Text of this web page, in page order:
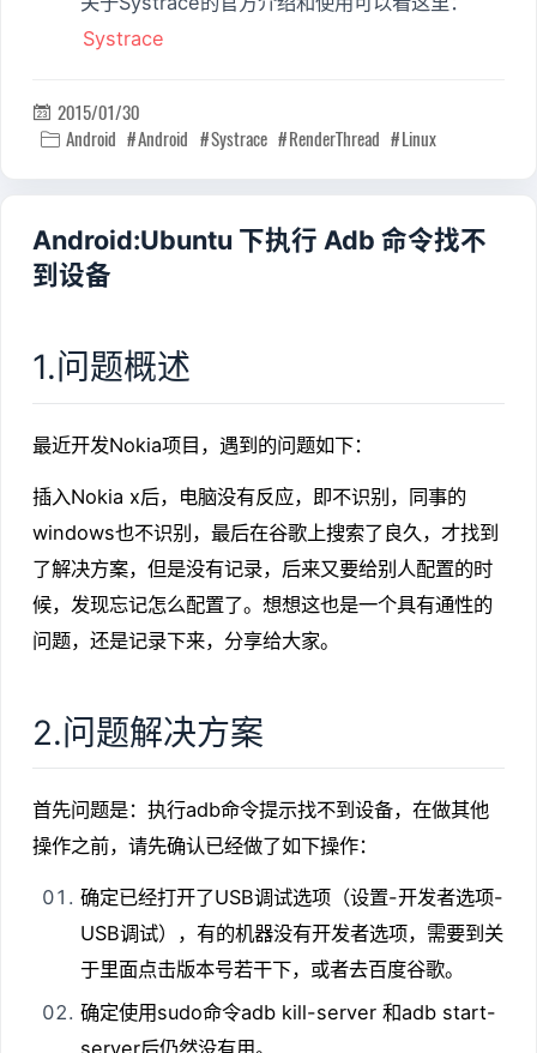
Systrace
 2015/01/30
 Android Android Systrace RenderThread Linux
Android:Ubuntu 下执行 Adb 命令找不
到设备
1.问题概述
最近开发Nokia项目，遇到的问题如下：
插入Nokia x后，电脑没有反应，即不识别，同事的
windows也不识别，最后在谷歌上搜索了良久，才找到
了解决方案，但是没有记录，后来又要给别人配置的时
候，发现忘记怎么配置了。想想这也是一个具有通性的
问题，还是记录下来，分享给大家。
2.问题解决方案
首先问题是：执行adb命令提示找不到设备，在做其他
操作之前，请先确认已经做了如下操作：
确定已经打开了USB调试选项（设置-开发者选项-
USB调试），有的机器没有开发者选项，需要到关
于里面点击版本号若干下，或者去百度谷歌。
确定使用sudo命令adb kill-server 和adb start-
server后仍然没有用。